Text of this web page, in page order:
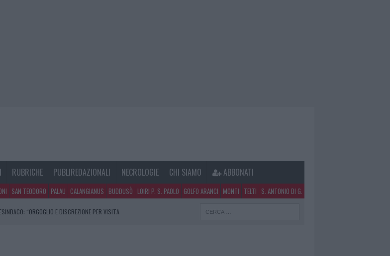
RUBRICHE PUBLIREDAZIONALI NECROLOGIE CHI SIAMO ABBONATI
SAN TEODORO PALAU CALANGIANUS BUDDUSÒ LOIRI P. S. PAOLO GOLFO ARANCI MONTI TELTI S. ANTONIO DI G.
“ORGOGLIO E DISCREZIONE PER VISITA